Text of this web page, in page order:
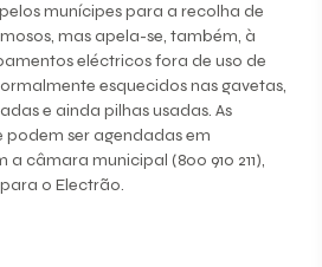
munícipes para a recolha de
mas apela-se, também, à
eléctricos fora de uso de
esquecidos nas gavetas,
e ainda pilhas usadas. As
podem ser agendadas em
câmara municipal (800 910 211),
o Electrão.